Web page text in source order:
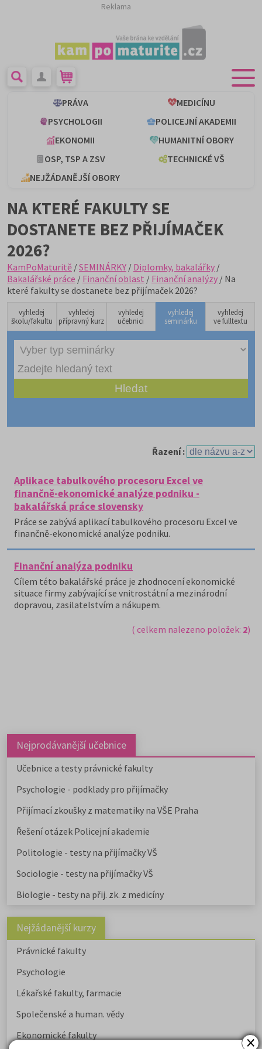
×
Reklama
PRÁVA
MEDICÍNU
PSYCHOLOGII
POLICEJNÍ AKADEMII
EKONOMII
HUMANITNÍ OBORY
OSP, TSP A ZSV
TECHNICKÉ VŠ
NEJŽÁDANĚJŠÍ OBORY
NA KTERÉ FAKULTY SE
DOSTANETE BEZ PŘIJÍMAČEK
2026?
KamPoMaturitě /SEMINÁRKY / Diplomky, bakalářky /
Bakalářské práce / Finanční oblast / Finanční analýzy / Na
které fakulty se dostanete bez přijímaček 2026?
vyhledej
školu/fakultu
vyhledej
přípravný kurz
vyhledej
učebnici
vyhledej
seminárku
vyhledej
ve fulltextu
Řazení :
Aplikace tabulkového procesoru Excel ve
finančně-ekonomické analýze podniku -
bakalářská práce slovensky
Práce se zabývá aplikací tabulkového procesoru Excel ve
finančně-ekonomické analýze podniku.
Finanční analýza podniku
Cílem této bakalářské práce je zhodnocení ekonomické
situace firmy zabývající se vnitrostátní a mezinárodní
dopravou, zasilatelstvím a nákupem.
( celkem nalezeno položek: 2)
Nejprodávanější učebnice
Učebnice a testy právnické fakulty
Psychologie - podklady pro přijímačky
Přijímací zkoušky z matematiky na VŠE Praha
Řešení otázek Policejní akademie
Politologie - testy na přijímačky VŠ
Sociologie - testy na přijímačky VŠ
Biologie - testy na přij. zk. z medicíny
Nejžádanější kurzy
Právnické fakulty
Psychologie
Lékařské fakulty, farmacie
Společenské a human. vědy
Ekonomické fakulty